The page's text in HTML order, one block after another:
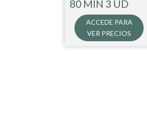
80 MIN 3 UD
ACCEDE PARA
VER PRECIOS